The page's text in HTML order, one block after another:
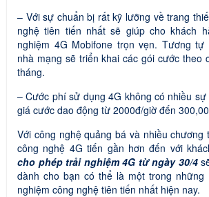
– Với sự chuẩn bị rất kỹ lưỡng về trang
nghệ tiên tiến nhất sẽ giúp cho khách
nghiệm 4G Mobifone trọn vẹn. Tương
nhà mạng sẽ triển khai các gói cước theo
tháng.
– Cước phí sử dụng 4G không có nhiều
giá cước dao động từ 2000đ/giờ đến
Với công nghệ quảng bá và nhiều
công nghệ 4G tiến gần hơn đến với
cho phép trải nghiệm 4G từ ngày 30/4
dành cho bạn có thể là một trong những
nghiệm công nghệ tiên tiến nhất hiện nay.